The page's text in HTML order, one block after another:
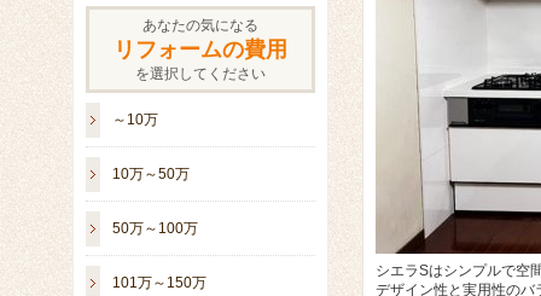
シエラSはシンプルで空
デザイン性と実用性の
あなたの気になる
リフォームの費用
を選択してください
～10万
10万～50万
50万～100万
101万～150万